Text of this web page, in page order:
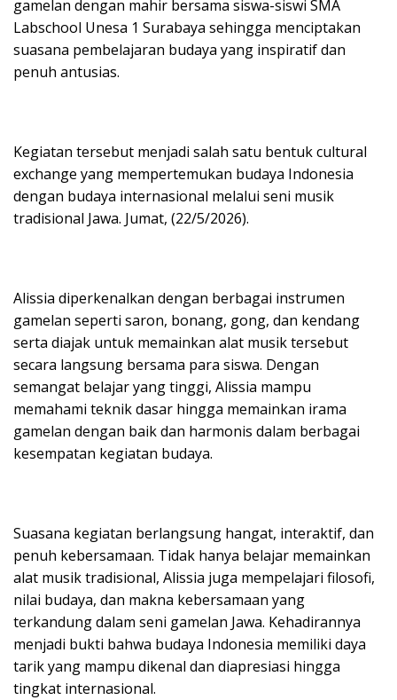
gamelan dengan mahir bersama siswa-siswi SMA
Labschool Unesa 1 Surabaya sehingga menciptakan
suasana pembelajaran budaya yang inspiratif dan
penuh antusias.
Kegiatan tersebut menjadi salah satu bentuk cultural
exchange yang mempertemukan budaya Indonesia
dengan budaya internasional melalui seni musik
tradisional Jawa. Jumat, (22/5/2026).
Alissia diperkenalkan dengan berbagai instrumen
gamelan seperti saron, bonang, gong, dan kendang
serta diajak untuk memainkan alat musik tersebut
secara langsung bersama para siswa. Dengan
semangat belajar yang tinggi, Alissia mampu
memahami teknik dasar hingga memainkan irama
gamelan dengan baik dan harmonis dalam berbagai
kesempatan kegiatan budaya.
Suasana kegiatan berlangsung hangat, interaktif, dan
penuh kebersamaan. Tidak hanya belajar memainkan
alat musik tradisional, Alissia juga mempelajari filosofi,
nilai budaya, dan makna kebersamaan yang
terkandung dalam seni gamelan Jawa. Kehadirannya
menjadi bukti bahwa budaya Indonesia memiliki daya
tarik yang mampu dikenal dan diapresiasi hingga
tingkat internasional.